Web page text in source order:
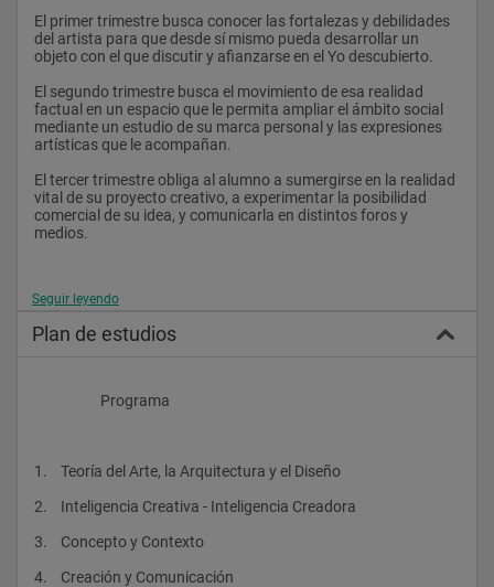
El primer trimestre busca conocer las fortalezas y debilidades
del artista para que desde sí mismo pueda desarrollar un
objeto con el que discutir y afianzarse en el Yo descubierto.
El segundo trimestre busca el movimiento de esa realidad
factual en un espacio que le permita ampliar el ámbito social
mediante un estudio de su marca personal y las expresiones
artísticas que le acompañan.
El tercer trimestre obliga al alumno a sumergirse en la realidad
vital de su proyecto creativo, a experimentar la posibilidad
comercial de su idea, y comunicarla en distintos foros y
medios.
Salidas profesionales
Empresas y estudios cuya actividad esté relacionada directa o
• Arquitectura
• Interiorismo
• Fotografía
• Publicidad
• Marketing
Seguir leyendo
Plan de estudios
                    Programa
1.    Teoría del Arte, la Arquitectura y el Diseño
2.    Inteligencia Creativa - Inteligencia Creadora
3.    Concepto y Contexto
4.    Creación y Comunicación